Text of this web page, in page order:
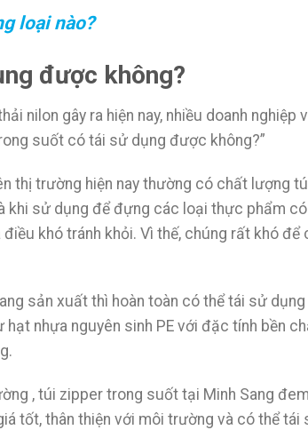
loại nào?
được không?
nilon gây ra hiện nay, nhiều doanh nghiệp
suốt có tái sử dụng được không?”
thị trường hiện nay thường có chất lượng
khi sử dụng để đựng các loại thực phẩm có
khó tránh khỏi. Vì thế, chúng rất khó để
sản xuất thì hoàn toàn có thể tái sử dụng
nhựa nguyên sinh PE với đặc tính bền
, túi zipper trong suốt tại Minh Sang
tốt, thân thiện với môi trường và có thể tái